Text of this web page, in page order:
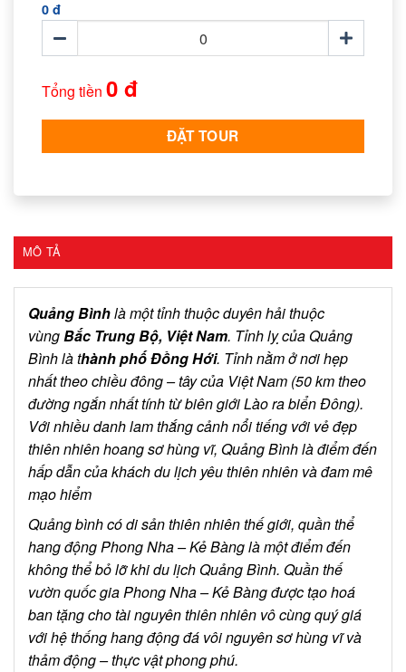
0 đ
Tổng tiền 0 đ
ĐẶT TOUR
MÔ TẢ
Quảng Bìnhlà một tỉnh thuộc duyên hải thuộc
vùngBắc Trung Bộ, Việt Nam. Tỉnh lỵ của Quảng
Bình là thành phố Đồng Hới. Tỉnh nằm ở nơi hẹp
nhất theo chiều đông – tây của Việt Nam (50 km theo
đường ngắn nhất tính từ biên giới Lào ra biển Đông).
Với nhiều danh lam thắng cảnh nổi tiếng với vẻ đẹp
thiên nhiên hoang sơ hùng vĩ, Quảng Bình là điểm đến
hấp dẫn của khách du lịch yêu thiên nhiên và đam mê
mạo hiểm
Quảng bình có di sản thiên nhiên thế giới, quần thể
hang động Phong Nha – Kẻ Bàng là một điểm đến
không thể bỏ lỡ khi du lịch Quảng Bình. Quần thế
vườn quốc gia Phong Nha – Kẻ Bàng được tạo hoá
ban tặng cho tài nguyên thiên nhiên vô cùng quý giá
với hệ thống hang động đá vôi nguyên sơ hùng vĩ và
thảm động – thực vật phong phú.